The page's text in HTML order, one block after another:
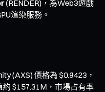
(RENDER)，為Web3遊戲
渲染服務。
(AXS) 價格為 $0.9423，
$157.31M，市場占有率